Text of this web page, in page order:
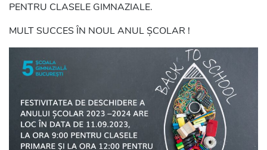
PENTRU CLASELE GIMNAZIALE.
MULT SUCCES ÎN NOUL ANUL ȘCOLAR !